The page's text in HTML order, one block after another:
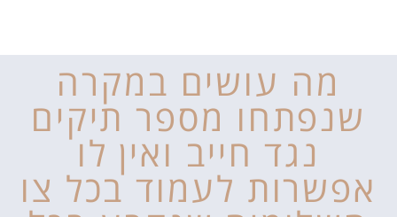
מה עושים במקרה
שנפתחו מספר תיקים
נגד חייב ואין לו
אפשרות לעמוד בכל צו